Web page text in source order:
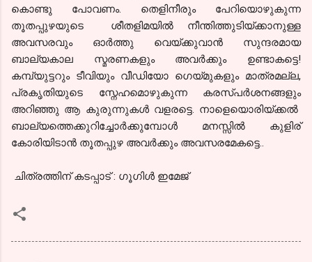
കൊണ്ടു പോവണം. തെളിനീരും പേറിയൊഴുകുന്ന
തൂതപ്പുഴയുടെ ശീതളിമയില്‍ നീന്തിത്തുടിയ്ക്കാനുള്ള
അവസരവും ഓര്‍ത്തു വെയ്ക്കുവാന്‍ സുന്ദരമായ
ബാല്യകാല സ്മരണകളും അവര്‍ക്കും ഉണ്ടാകട്ടെ!
കമ്പ്യുട്ടറും ടീവിയും വീഡിയോ ഗെയ്മുകളും മാത്രമല്ല,
പ്രകൃതിയുടെ സ്നേഹമൊഴുകുന്ന കരസ്പര്‍ശനങ്ങളും
അറിഞ്ഞു ആ കുരുന്നുകള്‍ വളരട്ടെ. നാളെയൊരിയ്ക്കല്‍
ബാല്യത്തെക്കുറിച്ചോര്‍ക്കുമ്പോള്‍ മനസ്സില്‍ കുളിര്
കോരിയിടാന്‍ തൂതപ്പുഴ അവര്‍ക്കും അവസരമേകട്ടെ..
ചിത്രത്തിന് കടപ്പാട് : ഗൂഗിള്‍ ഇമേജ്